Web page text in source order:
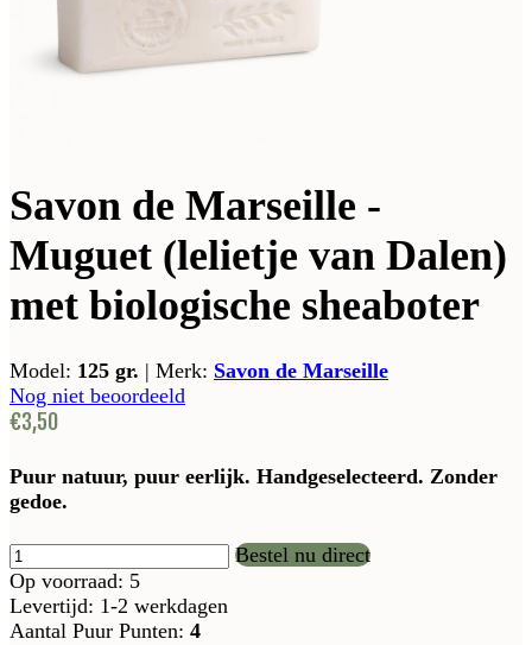
Savon de Marseille -
Muguet (lelietje van Dalen)
met biologische sheaboter
Model: 125 gr. | Merk: Savon de Marseille
Nog niet beoordeeld
€3,50
Puur natuur, puur eerlijk. Handgeselecteerd. Zonder
gedoe.
Bestel nu direct
Op voorraad: 5
Levertijd: 1-2 werkdagen
Aantal Puur Punten: 4